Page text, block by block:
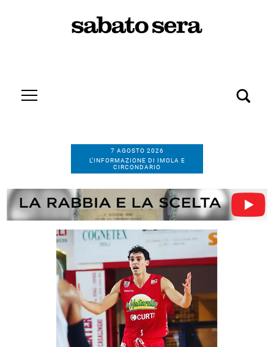
7 AGOSTO 2026
L’INFORMAZIONE DI IMOLA E
CIRCONDARIO